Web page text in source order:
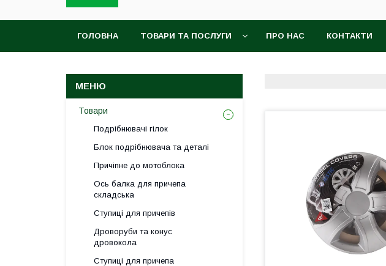
ГОЛОВНА ТОВАРИ ТА ПОСЛУГИ ПРО НАС КОНТАКТИ
Товари
Подрібнювачі гілок
Блок подрібнювача та деталі
Причіпне до мотоблока
Ось балка для причепа
складська
Ступиці для причепів
Дроворуби та конус
дровокола
Ступиці для причепа